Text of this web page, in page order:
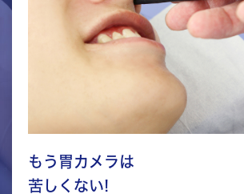
もう胃カメラは
苦しくない!